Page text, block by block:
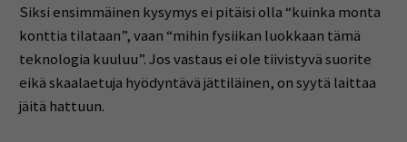
Siksi ensimmäinen kysymys ei pitäisi olla “kuinka monta
konttia tilataan”, vaan “mihin fysiikan luokkaan tämä
teknologia kuuluu”. Jos vastaus ei ole tiivistyvä suorite
eikä skaalaetuja hyödyntävä jättiläinen, on syytä laittaa
jäitä hattuun.